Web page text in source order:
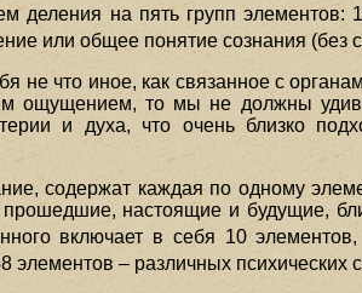
деления на пять групп элементов:
или общее понятие сознания (без
не что иное, как связанное с
ощущением, то мы не должны
и духа, что очень близко
содержат каждая по одному
настоящие и будущие,
включает в себя 10
элементов – различных